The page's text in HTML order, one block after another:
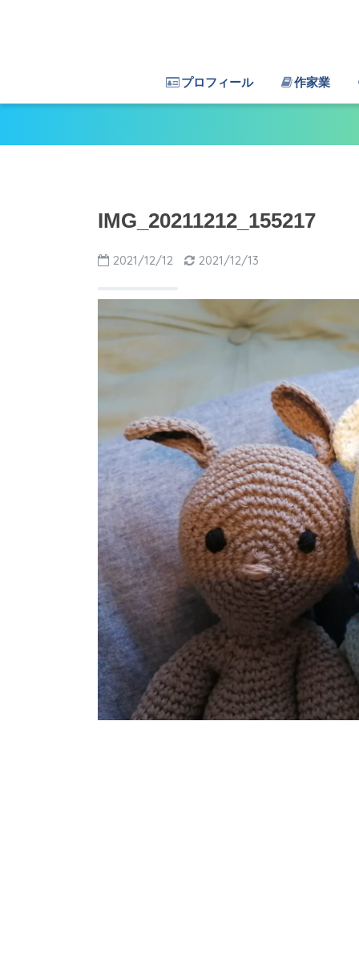
プロフィール 作家業
IMG_20211212_155217
2021/12/12 2021/12/13